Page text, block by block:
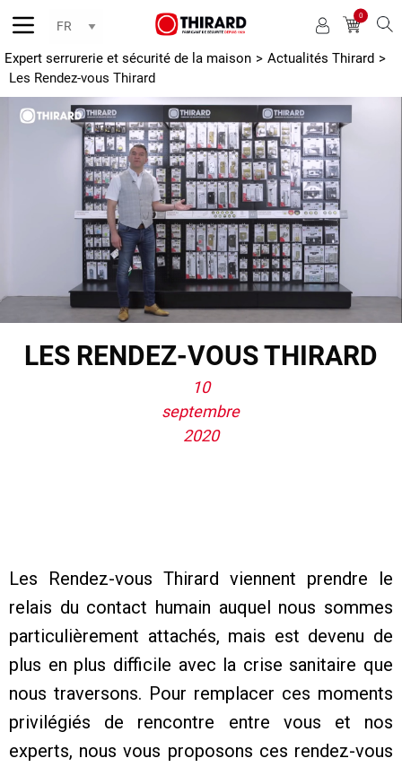
0
Expert serrurerie et sécurité de la maison > Actualités Thirard >
Les Rendez-vous Thirard
LES RENDEZ-VOUS THIRARD
10
septembre
2020
Les Rendez-vous Thirard viennent prendre le
relais du contact humain auquel nous sommes
particulièrement attachés, mais est devenu de
plus en plus difficile avec la crise sanitaire que
nous traversons. Pour remplacer ces moments
privilégiés de rencontre entre vous et nos
experts, nous vous proposons ces rendez-vous